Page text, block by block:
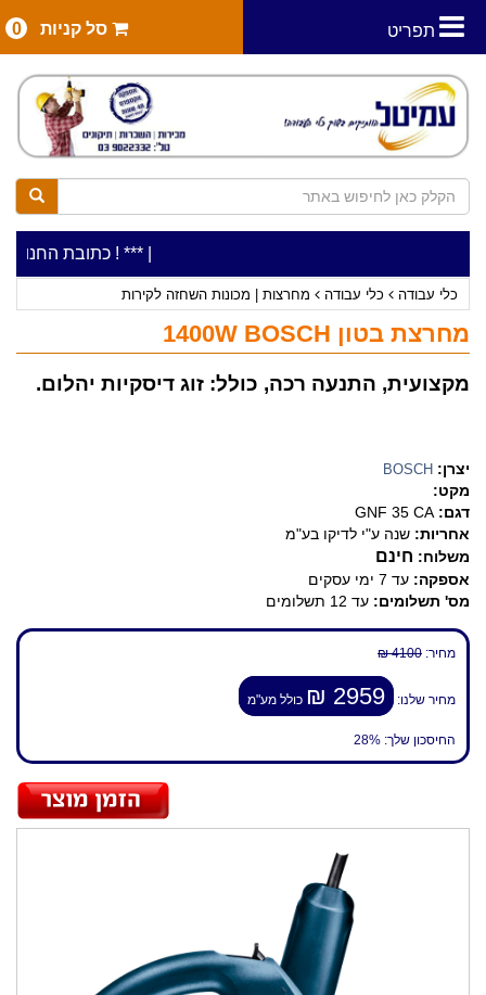
תפריט סל קניות 0
***כתובת החנות: רח' המלאכה 2, ביתן 8 ***כלי עבודה להשכרה בתעריף יומי משתלם ! ***
כלי עבודה כלי עבודה מחרצות | מכונות השחזה לקירות
מחרצת בטון 1400W BOSCH
מקצועית, התנעה רכה, כולל: זוג דיסקיות יהלום.
יצרן: BOSCH
מקט:
דגם: GNF 35 CA
אחריות: שנה ע"י לדיקו בע"מ
משלוח: חינם
אספקה: עד 7 ימי עסקים
מס' תשלומים: עד 12 תשלומים
מחיר: 4100 ₪
מחיר שלנו: 2959 ₪ כולל מע"מ
החיסכון שלך: 28%